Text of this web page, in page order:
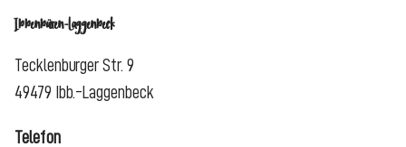
Ibbenbüren-Laggenbeck
Tecklenburger Str. 9
49479 Ibb.-Laggenbeck
Telefon